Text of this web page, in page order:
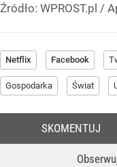
Źródło: WPROST.pl /
Netflix Facebook
Gospodarka Świat
SKOMENTUJ